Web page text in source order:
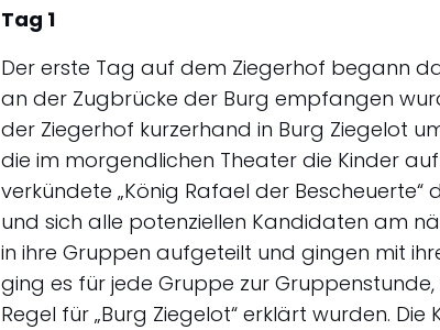
Tag 1
Der erste Tag auf dem Ziegerhof begann
an der Zugbrücke der Burg empfangen
der Ziegerhof kurzerhand in Burg Ziegelot
die im morgendlichen Theater die Kinder
verkündete „König Rafael der Bescheuerte“
und sich alle potenziellen Kandidaten am
in ihre Gruppen aufgeteilt und gingen mit
ging es für jede Gruppe zur
Regel für „Burg Ziegelot“ erklärt wurden.